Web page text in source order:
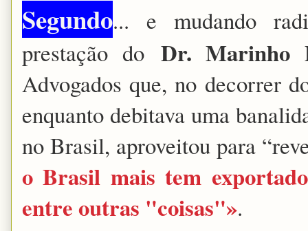
Segundo... e mudando
prestação do Dr. Marinho
Advogados que, no decorrer
enquanto debitava uma
no Brasil, aproveitou para
o Brasil mais tem
entre outras "coisas"».